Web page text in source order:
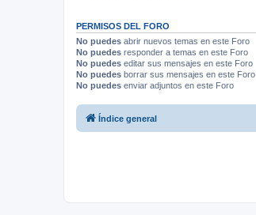
PERMISOS DEL FORO
No puedes abrir nuevos temas en este Foro
No puedes responder a temas en este Foro
No puedes editar sus mensajes en este Foro
No puedes borrar sus mensajes en este Foro
No puedes enviar adjuntos en este Foro
Índice general